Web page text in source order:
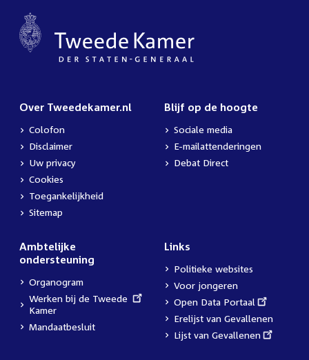
Over Tweedekamer.nl
Colofon
Disclaimer
Uw privacy
Cookies
Toegankelijkheid
Sitemap
Blijf op de hoogte
Sociale media
E-mailattenderingen
Debat Direct
Ambtelijke
ondersteuning
Organogram
External
link:
Werken bij de Tweede
Kamer
Mandaatbesluit
Links
Politieke websites
Voor jongeren
External
link:
Open Data Portaal
Erelijst van Gevallenen
External
Lijst van Gevallenen